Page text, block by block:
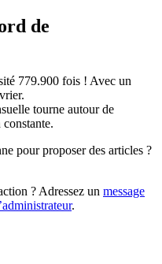
de
779.900 fois ! Avec un
tourne autour de
pour proposer des articles ?
? Adressez un message
.